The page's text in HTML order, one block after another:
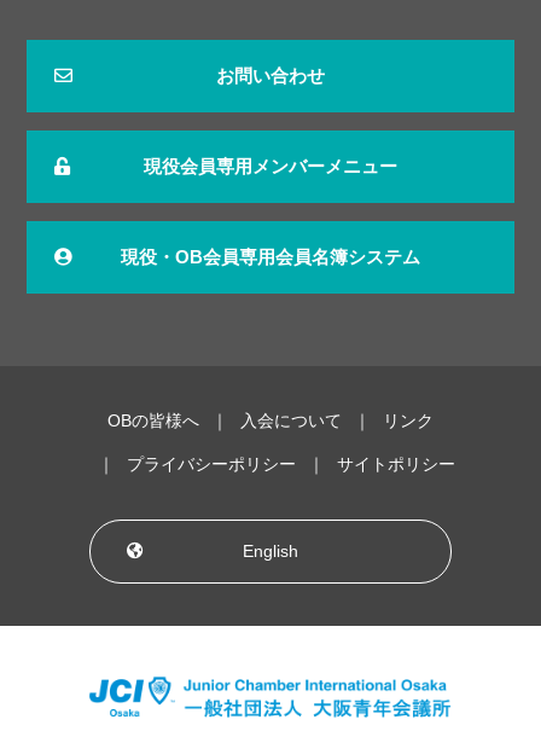
お問い合わせ
現役会員専用メンバーメニュー
現役・OB会員専用会員名簿システム
OBの皆様へ 入会について リンク
プライバシーポリシー サイトポリシー
English